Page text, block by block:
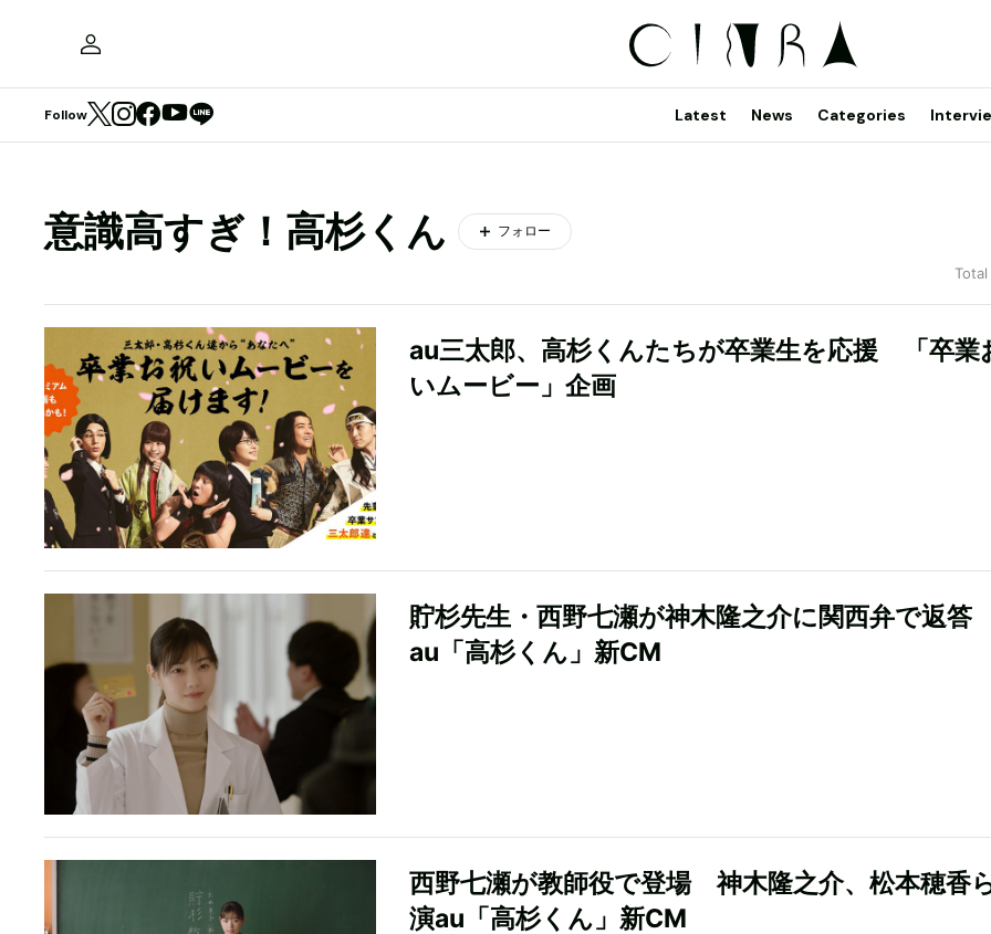
Follow Latest News Categories
意識高すぎ！高杉くん フォロー
au三太郎、高杉くんたちが卒業生を応援 「卒業
いムービー」企画
貯杉先生・西野七瀬が神木隆之介に関西弁で返
au「高杉くん」新CM
西野七瀬が教師役で登場 神木隆之介、松本穂香
演au「高杉くん」新CM